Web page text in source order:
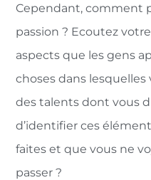
Cependant, comment
passion ? Ecoutez
aspects que les gens
choses dans lesquelles
des talents dont vous
d’identifier ces
faites et que vous ne
passer ?